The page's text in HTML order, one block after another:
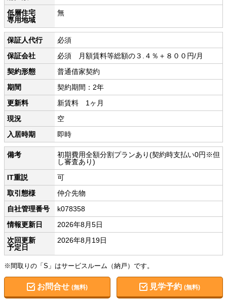
低層住宅
専用地域
無
保証人代行
必須
保証会社
必須 月額賃料等総額の３.４％＋８００円/月
契約形態
普通借家契約
期間
契約期間：2年
更新料
新賃料 1ヶ月
現況
空
入居時期
即時
備考
初期費用全額分割プランあり(契約時支払い0円※但
し審査あり)
IT重説
可
取引態様
仲介先物
自社管理番号
k078358
情報更新日
2026年8月5日
次回更新
予定日
2026年8月19日
※間取りの「S」はサービスルーム（納戸）です。
お問合せ (無料) 見学予約(無料)